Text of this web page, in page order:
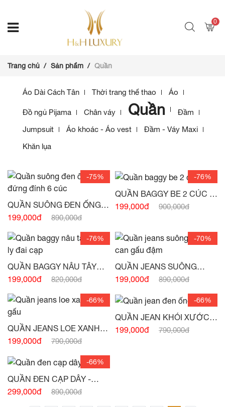
0
Trang chủ Sản phẩm Quần
Áo Dài Cách Tân Thời trang thể thao Áo
Đồ ngủ Pijama Chân váy Quần
Đầm
Jumpsuit
Áo khoác - Áo vest
Đầm - Váy Maxi
Khăn lụa
-75%
QUẦN SUÔNG ĐEN ỐNG
199,000đ 890,000đ
-76%
QUẦN BAGGY BE 2 CÚC -
(HẾT HÀNG)
199,000đ 900,000đ
-76%
QUẦN BAGGY NÂU TÂY
XẾP LY ĐAI CẠP -(HẾT
199,000đ 820,000đ
-70%
QUẦN JEANS SUÔNG
199,000đ 890,000đ
-66%
QUẦN JEANS LOE XANH
XẺ GẤU -
(HẾT HÀNG)
199,000đ 790,000đ
-66%
QUẦN JEAN KHÓI XƯỚC
(HẾT HÀNG)
199,000đ 790,000đ
-66%
QUẦN ĐEN CẠP DÂY -
(HẾT HÀNG)
299,000đ 890,000đ